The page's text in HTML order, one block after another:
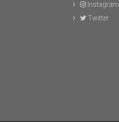
Instagram
Twitter